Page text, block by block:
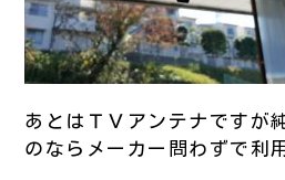
あとはＴＶアンテナですが
のならメーカー問わずで利